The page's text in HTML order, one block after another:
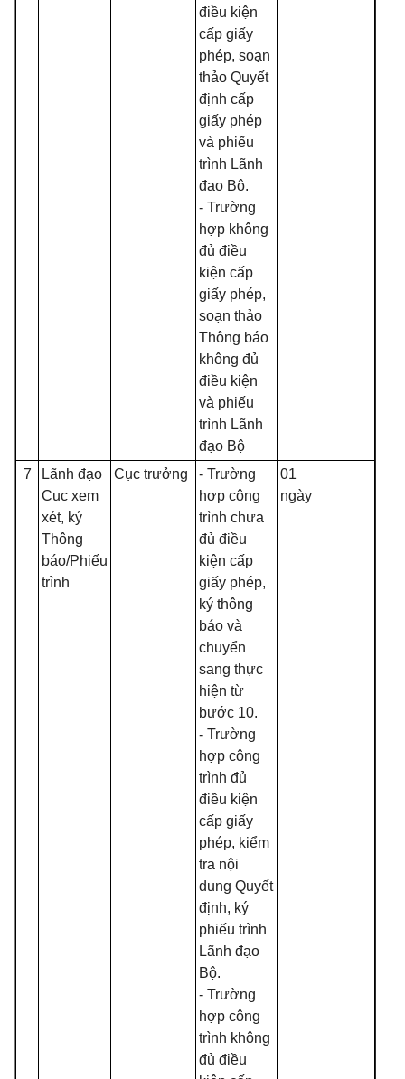
điều kiện
cấp giấy
phép, soạn
thảo Quyết
định cấp
giấy phép
và phiếu
trình Lãnh
đạo Bộ.
- Trường
hợp không
đủ điều
kiện cấp
giấy phép,
soạn thảo
Thông báo
không đủ
điều kiện
và phiếu
trình Lãnh
đạo Bộ
7
Lãnh đạo
Cục xem
xét, ký
Thông
báo/Phiếu
trình
Cục trưởng
- Trường
hợp công
trình chưa
đủ điều
kiện cấp
giấy phép,
ký thông
báo và
chuyển
sang thực
hiện từ
bước 10.
- Trường
hợp công
trình đủ
điều kiện
cấp giấy
phép, kiểm
tra nội
dung Quyết
định, ký
phiếu trình
Lãnh đạo
Bộ.
- Trường
hợp công
trình không
đủ điều
01
ngày